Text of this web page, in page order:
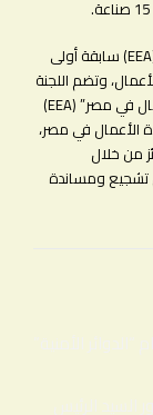
وتعتبر جوائز “ريادة الأعمال في مصر” (EEA) سابقة أولى
وتضم اللجنة
الاستشارية الخاصة بجائزة “ريادة الأعمال في مصر” (EEA)
الأعمال في مصر،
من خلال
تشجيع ومساندة